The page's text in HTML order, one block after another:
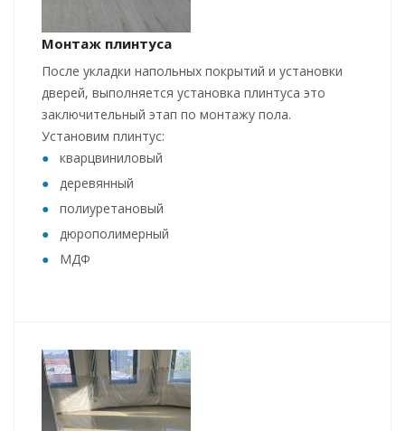
Монтаж плинтуса
После укладки напольных покрытий и установки
дверей, выполняется установка плинтуса это
заключительный этап по монтажу пола.
Установим плинтус:
кварцвиниловый
деревянный
полиуретановый
дюрополимерный
МДФ